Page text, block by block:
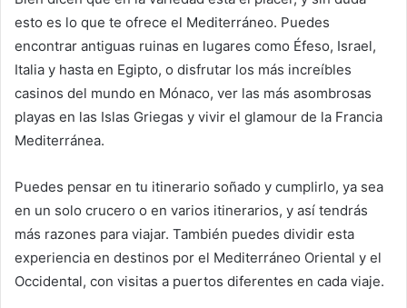
esto es lo que te ofrece el Mediterráneo. Puedes
encontrar antiguas ruinas en lugares como Éfeso, Israel,
Italia y hasta en Egipto, o disfrutar los más increíbles
casinos del mundo en Mónaco, ver las más asombrosas
playas en las Islas Griegas y vivir el glamour de la Francia
Mediterránea.
Puedes pensar en tu itinerario soñado y cumplirlo, ya sea
en un solo crucero o en varios itinerarios, y así tendrás
más razones para viajar. También puedes dividir esta
experiencia en destinos por el Mediterráneo Oriental y el
Occidental, con visitas a puertos diferentes en cada viaje.